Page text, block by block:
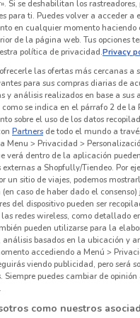
Caduca el 31/08 257
GNC
Si se deshabilitan los
para ti. Puedes volver a acceder
en cualquier momento haciendo
de la página web. Tus opciones
política de privacidad.Privacy
las ofertas más cercanas a
para sus compras diarias de
y análisis realizados en base a
como se indica en el párrafo 2 de
sobre el uso de los datos
Partners de todo el mundo a
Menu > Privacidad >
verá dentro de la aplicación
a Shopfully/Tiendeo. Por
un sitio de viajes, podemos
caso de haber dado el
del dispositivo pueden ser
las redes wireless, como detallado
pueden utilizarse para la
análisis basados en la ubicación y
accediendo a Menú >
viendo publicidad, pero será
Siempre puedes cambiar de
como nuestros